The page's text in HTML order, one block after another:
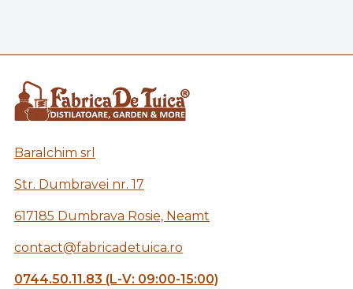
Baralchim srl
Str. Dumbravei nr. 17
617185 Dumbrava Rosie, Neamt
contact@fabricadetuica.ro
0744.50.11.83 (L-V: 09:00-15:00)